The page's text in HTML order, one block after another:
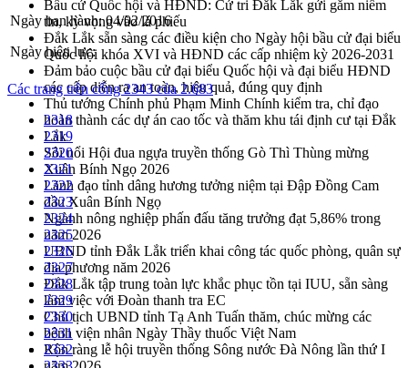
Bầu cử Quốc hội và HĐND: Cử tri Đắk Lắk gửi gắm niềm
tin, kỳ vọng vào lá phiếu
Đắk Lắk sẵn sàng các điều kiện cho Ngày hội bầu cử đại biểu
Quốc hội khóa XVI và HĐND các cấp nhiệm kỳ 2026-2031
Đảm bảo cuộc bầu cử đại biểu Quốc hội và đại biểu HĐND
các cấp diễn ra an toàn, hiệu quả, đúng quy định
Thủ tướng Chính phủ Phạm Minh Chính kiểm tra, chỉ đạo
hoàn thành các dự án cao tốc và thăm khu tái định cư tại Đắk
Lắk
Sôi nổi Hội đua ngựa truyền thống Gò Thì Thùng mừng
Xuân Bính Ngọ 2026
Lãnh đạo tỉnh dâng hương tưởng niệm tại Đập Đồng Cam
đầu Xuân Bính Ngọ
Ngành nông nghiệp phấn đấu tăng trưởng đạt 5,86% trong
năm 2026
UBND tỉnh Đắk Lắk triển khai công tác quốc phòng, quân sự
địa phương năm 2026
Đắk Lắk tập trung toàn lực khắc phục tồn tại IUU, sẵn sàng
làm việc với Đoàn thanh tra EC
Chủ tịch UBND tỉnh Tạ Anh Tuấn thăm, chúc mừng các
bệnh viện nhân Ngày Thầy thuốc Việt Nam
Rộn ràng lễ hội truyền thống Sông nước Đà Nông lần thứ I
Ngày ban hành:04/02/2016
Ngày hiệu lực:
Các trang trên cổng 2343 của 2.683
2318
2319
2320
2321
2322
2323
2324
2325
2326
2327
2328
2329
2330
2331
2332